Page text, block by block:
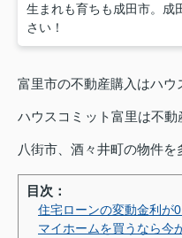
生まれも育ちも成田市。成
さい！
富里市の不動産購入はハウ
ハウスコミット富里は不
八街市、酒々井町の物件を
目次：
住宅ローンの変動金利が
マイホームを買うなら今